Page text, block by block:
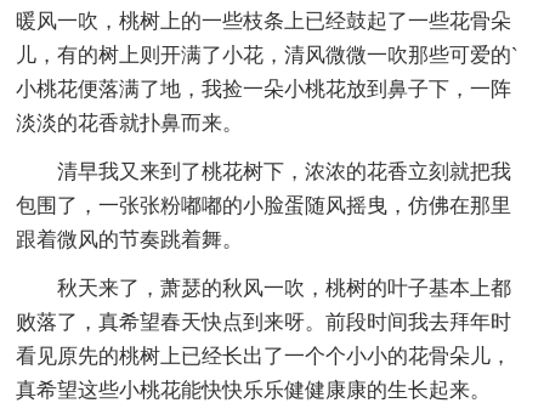
暖风一吹，桃树上的一些枝条上已经鼓起了一些花骨朵
儿，有的树上则开满了小花，清风微微一吹那些可爱的`
小桃花便落满了地，我捡一朵小桃花放到鼻子下，一阵
淡淡的花香就扑鼻而来。
清早我又来到了桃花树下，浓浓的花香立刻就把我
包围了，一张张粉嘟嘟的小脸蛋随风摇曳，仿佛在那里
跟着微风的节奏跳着舞。
秋天来了，萧瑟的秋风一吹，桃树的叶子基本上都
败落了，真希望春天快点到来呀。前段时间我去拜年时
看见原先的桃树上已经长出了一个个小小的花骨朵儿，
真希望这些小桃花能快快乐乐健健康康的生长起来。